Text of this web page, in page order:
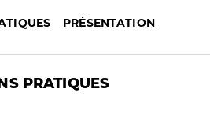
PRÉSENTATION
PRATIQUES